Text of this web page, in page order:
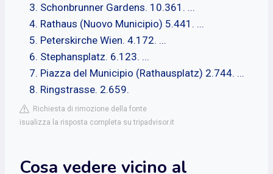
Schonbrunner Gardens. 10.361. ...
Rathaus (Nuovo Municipio) 5.441. ...
Peterskirche Wien. 4.172. ...
Stephansplatz. 6.123. ...
Piazza del Municipio (Rathausplatz) 2.744. ...
Ringstrasse. 2.659.
Richiesta di rimozione della fonte
isualizza la risposta completa su tripadvisor.it
Cosa vedere vicino al